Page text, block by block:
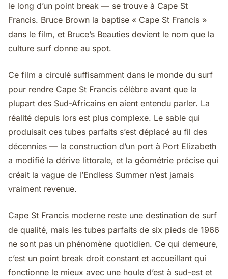
le long d’un point break — se trouve à Cape St
Francis. Bruce Brown la baptise « Cape St Francis »
dans le film, et Bruce’s Beauties devient le nom que la
culture surf donne au spot.
Ce film a circulé suffisamment dans le monde du surf
pour rendre Cape St Francis célèbre avant que la
plupart des Sud-Africains en aient entendu parler. La
réalité depuis lors est plus complexe. Le sable qui
produisait ces tubes parfaits s’est déplacé au fil des
décennies — la construction d’un port à Port Elizabeth
a modifié la dérive littorale, et la géométrie précise qui
créait la vague de l’Endless Summer n’est jamais
vraiment revenue.
Cape St Francis moderne reste une destination de surf
de qualité, mais les tubes parfaits de six pieds de 1966
ne sont pas un phénomène quotidien. Ce qui demeure,
c’est un point break droit constant et accueillant qui
fonctionne le mieux avec une houle d’est à sud-est et